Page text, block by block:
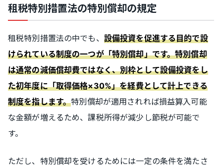
租税特別措置法の特別償却の規定
租税特別措置法の中でも、 設備投資を促進する目的で設
けられている制度の一つが「特別償却」です。特別償却
は通常の減価償却費ではなく、別枠として設備投資をし
た初年度に「取得価格×30%」を経費として計上できる
制度を指します。特別償却が適用されれば損益算入可能
な金額が増えるため、課税所得が減少し節税が可能で
す。
ただし、特別償却を受けるためには一定の条件を満たさ